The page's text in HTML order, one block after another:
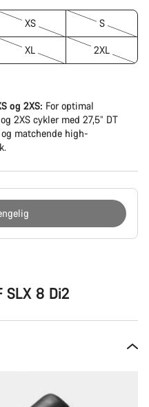
XS S
XL 2XL
og 2XS: For optimal
2XS cykler med 27,5” DT
matchende high-
SLX 8 Di2